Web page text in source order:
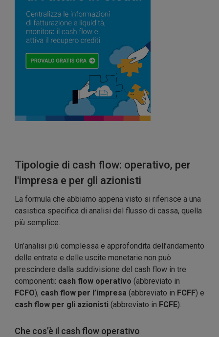
Tipologie di cash flow: operativo, per
l'impresa e per gli azionisti
La formula che abbiamo appena visto si riferisce a una
casistica specifica di analisi del flusso di cassa, quella
più semplice.
Un’analisi più complessa e approfondita dell’andamento
delle entrate e delle uscite monetarie non può
prescindere dalla suddivisione del cash flow in tre
componenti: cash flow operativo (abbreviato in
FCFO), cash flow per l’impresa (abbreviato in FCFF) e
cash flow per gli azionisti (abbreviato in FCFE).
Che cos’è il cash flow operativo